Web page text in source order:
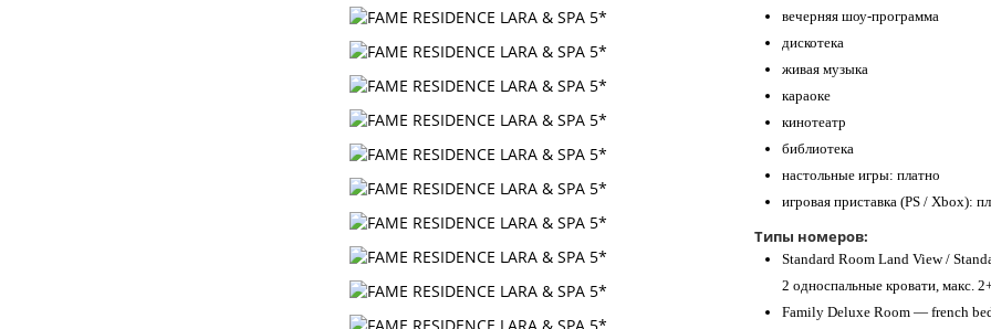
вечерняя шоу-программа
дискотека
живая музыка
караоке
кинотеатр
библиотека
настольные игры: платно
игровая приставка (PS / Xbox):
Типы номеров:
Standard Room Land View /
2 односпальные кровати, макс.
Family Deluxe Room — french